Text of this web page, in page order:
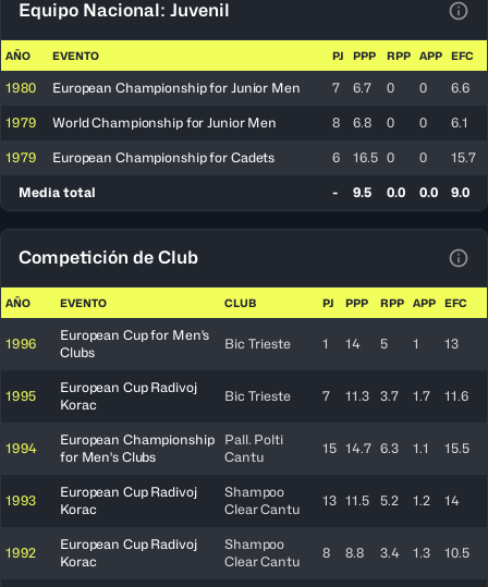
Equipo Nacional: Juvenil
AÑO EVENTO PJ PPP RPP APP EFC
1980 European Championship for Junior Men 7 6.7 0 0 6.6
1979 World Championship for Junior Men 8 6.8 0 0 6.1
1979 European Championship for Cadets 6 16.5 0 0 15.7
Media total - 9.5 0.0 0.0 9.0
Competición de Club
AÑO EVENTO CLUB PJ PPP RPP APP EFC
1996
European Cup for Men's
Clubs
Bic Trieste 1 14 5 1 13
1995
European Cup Radivoj
Korac
Bic Trieste 7 11.3 3.7 1.7 11.6
1994
European Championship
for Men's Clubs
Pall. Polti
Cantu
15 14.7 6.3 1.1 15.5
1993
European Cup Radivoj
Korac
Shampoo
Clear Cantu
13 11.5 5.2 1.2 14
1992
European Cup Radivoj
Korac
Shampoo
Clear Cantu
8 8.8 3.4 1.3 10.5